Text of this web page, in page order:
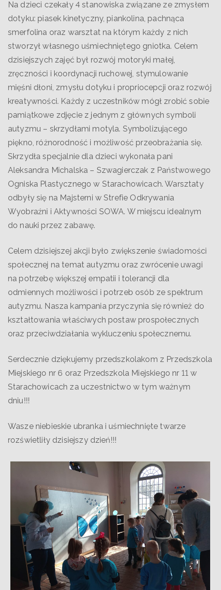
Na dzieci czekały 4 stanowiska związane ze zmysłem
dotyku: piasek kinetyczny, piankolina, pachnąca
smerfolina oraz warsztat na którym każdy z nich
stworzył własnego uśmiechniętego gniotka. Celem
dzisiejszych zajęć był rozwój motoryki małej,
zręczności i koordynacji ruchowej, stymulowanie
mięśni dłoni, zmysłu dotyku i propriocepcji oraz rozwój
kreatywności. Każdy z uczestników mógł zrobić sobie
pamiątkowe zdjęcie z jednym z głównych symboli
autyzmu – skrzydłami motyla. Symbolizującego
piękno, różnorodność i możliwość przeobrażania się.
Skrzydła specjalnie dla dzieci wykonała pani
Aleksandra Michalska – Szwagierczak z Państwowego
Ogniska Plastycznego w Starachowicach. Warsztaty
odbyły się na Majsterni w Strefie Odkrywania
Wyobraźni i Aktywności SOWA. W miejscu idealnym
do nauki przez zabawę.
Celem dzisiejszej akcji było zwiększenie świadomości
społecznej na temat autyzmu oraz zwrócenie uwagi
na potrzebę większej empatii i tolerancji dla
odmiennych możliwości i potrzeb osób ze spektrum
autyzmu. Nasza kampania przyczynia się również do
kształtowania właściwych postaw prospołecznych
oraz przeciwdziałania wykluczeniu społecznemu.
Serdecznie dziękujemy przedszkolakom z Przedszkola
Miejskiego nr 6 oraz Przedszkola Miejskiego nr 11 w
Starachowicach za uczestnictwo w tym ważnym
dniu!!!
Wasze niebieskie ubranka i uśmiechnięte twarze
rozświetliły dzisiejszy dzień!!!